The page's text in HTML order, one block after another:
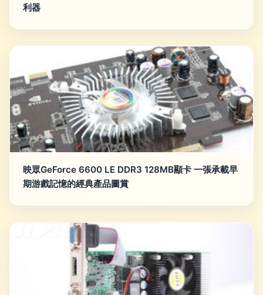
利器
映眾GeForce 6600 LE DDR3 128MB顯卡 一張承載早
期游戲記憶的經典產品圖賞